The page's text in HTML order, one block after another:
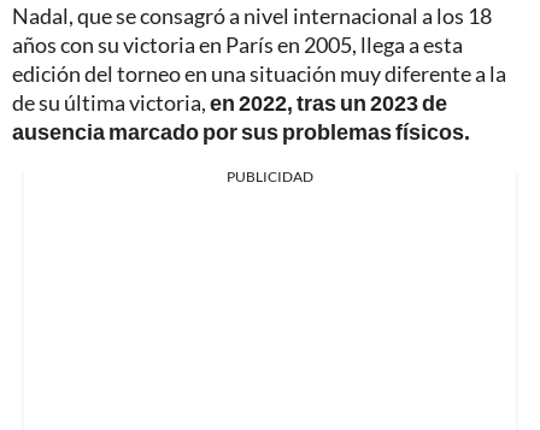
Nadal, que se consagró a nivel internacional a los 18
años con su victoria en París en 2005, llega a esta
edición del torneo en una situación muy diferente a la
de su última victoria,en 2022, tras un 2023 de
ausencia marcado por sus problemas físicos.
PUBLICIDAD